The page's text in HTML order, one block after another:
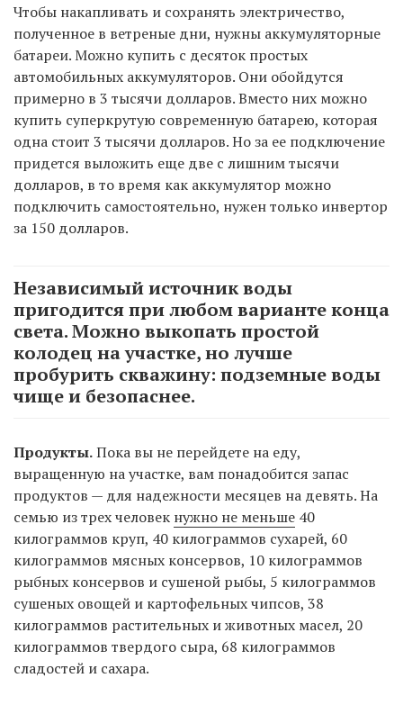
Чтобы накапливать и сохранять электричество,
полученное в ветреные дни, нужны аккумуляторные
батареи. Можно купить с десяток простых
автомобильных аккумуляторов. Они обойдутся
примерно в 3 тысячи долларов. Вместо них можно
купить суперкрутую современную батарею, которая
одна стоит 3 тысячи долларов. Но за ее подключение
придется выложить еще две с лишним тысячи
долларов, в то время как аккумулятор можно
подключить самостоятельно, нужен только инвертор
за 150 долларов.
Независимый источник воды
пригодится при любом варианте конца
света. Можно выкопать простой
колодец на участке, но лучше
пробурить скважину: подземные воды
чище и безопаснее.
Продукты.Пока вы не перейдете на еду,
выращенную на участке, вам понадобится запас
продуктов — для надежности месяцев на девять. На
семью из трех человек нужно не меньше 40
килограммов круп, 40 килограммов сухарей, 60
килограммов мясных консервов, 10 килограммов
рыбных консервов и сушеной рыбы, 5 килограммов
сушеных овощей и картофельных чипсов, 38
килограммов растительных и животных масел, 20
килограммов твердого сыра, 68 килограммов
сладостей и сахара.